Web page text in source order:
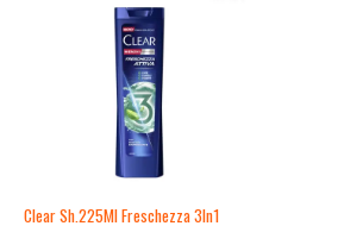
Clear Sh.225Ml Freschezza 3In1